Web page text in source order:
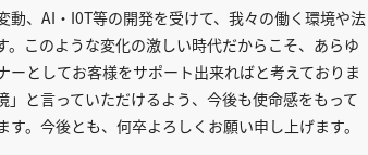
動、AI・I0T等の開発を受けて、我々の働く環境や法
。このような変化の激しい時代だからこそ、あらゆ
ーとしてお客様をサポート出来ればと考えておりま
」と言っていただけるよう、今後も使命感をもって
。今後とも、何卒よろしくお願い申し上げます。